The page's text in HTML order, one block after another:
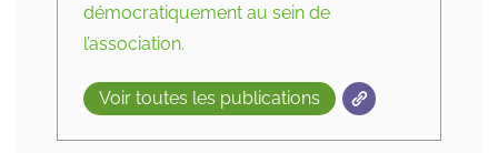
démocratiquement au sein de
l’association.
Voir toutes les publications